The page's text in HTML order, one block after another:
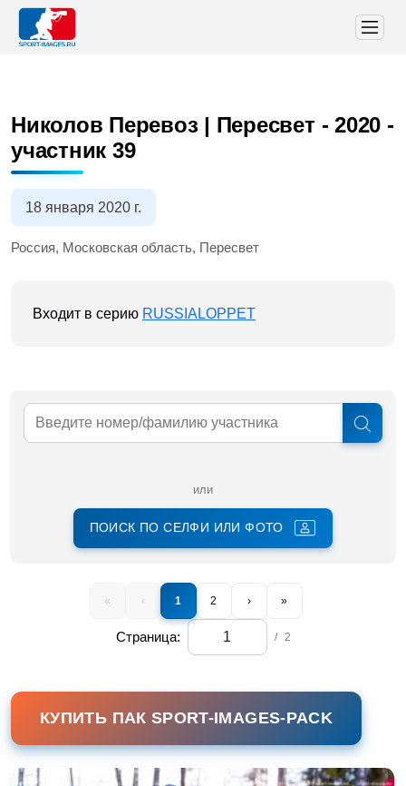
Николов Перевоз | Пересвет - 2020 -
участник 39
18 января 2020 г.
Россия, Московская область, Пересвет
Входит в серию RUSSIALOPPET
или
ПОИСК ПО СЕЛФИ ИЛИ ФОТО
« ‹ 1 2 › »
Страница: / 2
КУПИТЬ ПАК SPORT-IMAGES-PACK